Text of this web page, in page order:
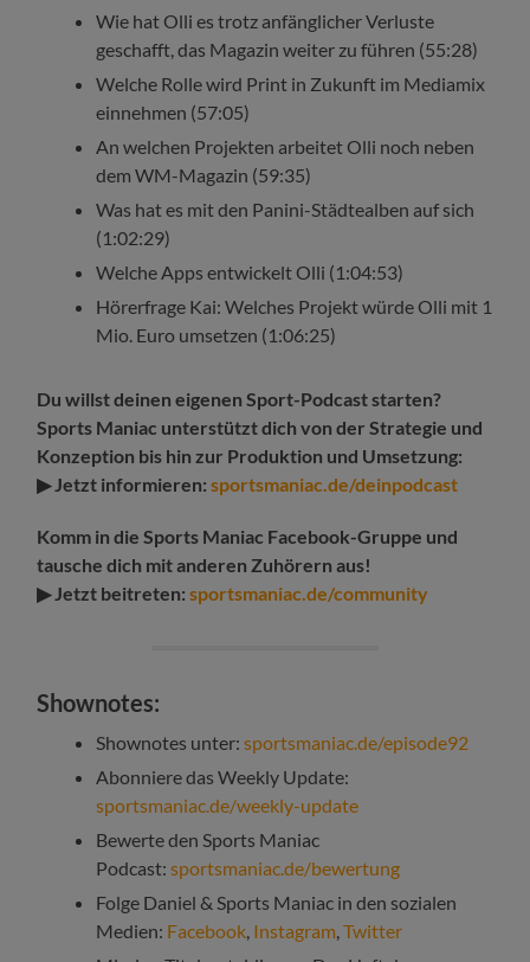
Wie hat Olli es trotz anfänglicher Verluste
geschafft, das Magazin weiter zu führen (55:28)
Welche Rolle wird Print in Zukunft im Mediamix
einnehmen (57:05)
An welchen Projekten arbeitet Olli noch neben
dem WM-Magazin (59:35)
Was hat es mit den Panini-Städtealben auf sich
(1:02:29)
Welche Apps entwickelt Olli (1:04:53)
Hörerfrage Kai: Welches Projekt würde Olli mit 1
Mio. Euro umsetzen (1:06:25)
Du willst deinen eigenen Sport-Podcast starten?
Sports Maniac unterstützt dich von der Strategie und
Konzeption bis hin zur Produktion und Umsetzung:
▶ Jetzt informieren:sportsmaniac.de/deinpodcast
Komm in die Sports Maniac Facebook-Gruppe und
tausche dich mit anderen Zuhörern aus!
▶ Jetzt beitreten:sportsmaniac.de/community
Shownotes:
Shownotes unter:sportsmaniac.de/episode92
Abonniere das Weekly Update:
sportsmaniac.de/weekly-update
Bewerte den Sports Maniac
Podcast:sportsmaniac.de/bewertung
Folge Daniel & Sports Maniac in den sozialen
Medien: Facebook, Instagram,Twitter